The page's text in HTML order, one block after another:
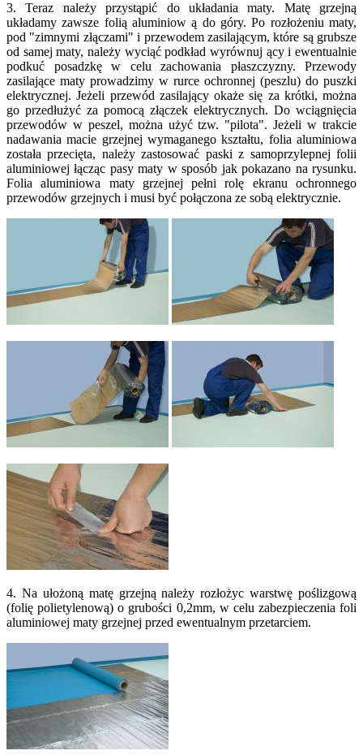
3. Teraz należy przystąpić do układania maty. Matę grzejną
układamy zawsze folią aluminiow ą do góry. Po rozłożeniu maty,
pod "zimnymi złączami" i przewodem zasilającym, które są grubsze
od samej maty, należy wyciąć podkład wyrównuj ący i ewentualnie
podkuć posadzkę w celu zachowania płaszczyzny. Przewody
zasilające maty prowadzimy w rurce ochronnej (peszlu) do puszki
elektrycznej. Jeżeli przewód zasilający okaże się za krótki, można
go przedłużyć za pomocą złączek elektrycznych. Do wciągnięcia
przewodów w peszel, można użyć tzw. "pilota". Jeżeli w trakcie
nadawania macie grzejnej wymaganego kształtu, folia aluminiowa
została przecięta, należy zastosować paski z samoprzylepnej folii
aluminiowej łącząc pasy maty w sposób jak pokazano na rysunku.
Folia aluminiowa maty grzejnej pełni rolę ekranu ochronnego
przewodów grzejnych i musi być połączona ze sobą elektrycznie.
4. Na ułożoną matę grzejną należy rozłożyc warstwę poślizgową
(folię polietylenową) o grubości 0,2mm, w celu zabezpieczenia foli
aluminiowej maty grzejnej przed ewentualnym przetarciem.